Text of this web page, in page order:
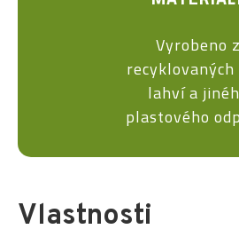
Vyrobeno z
recyklovaných
lahví a
plastového
Vlastnosti